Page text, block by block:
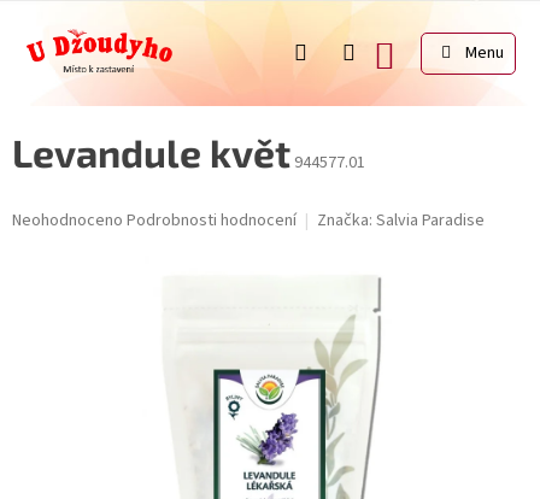
obsah
NÁKUPNÍ
KOŠÍK
Levandule květ 944577.01
Průměrné
Neohodnoceno Podrobnosti hodnocení Značka: Salvia Paradise